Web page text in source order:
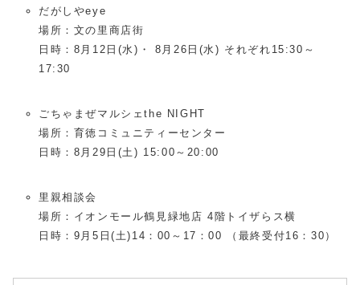
だがしやeye
場所：文の里商店街
日時：8月12日(水)・ 8月26日(水) それぞれ15:30～
17:30
ごちゃまぜマルシェthe NIGHT
場所：育徳コミュニティーセンター
日時：8月29日(土) 15:00～20:00
里親相談会
場所：イオンモール鶴見緑地店 4階トイザらス横
日時：9月5日(土)14：00～17：00 （最終受付16：30）